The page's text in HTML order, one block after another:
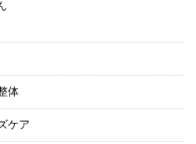
体
ケア